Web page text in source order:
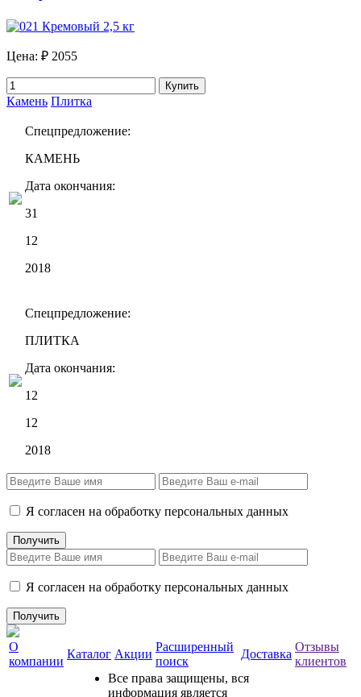
Цена: ₽ 2055
Купить
Камень Плитка
Спецпредложение:
КАМЕНЬ
Дата окончания:
31
12
2018
Спецпредложение:
ПЛИТКА
Дата окончания:
12
12
2018
Я согласен на обработку персональных данных
Я согласен на обработку персональных данных
О
компании
Каталог Акции
Расширенный
поиск
Доставка
Отзывы
клиентов
Все права защищены, вся
информация является